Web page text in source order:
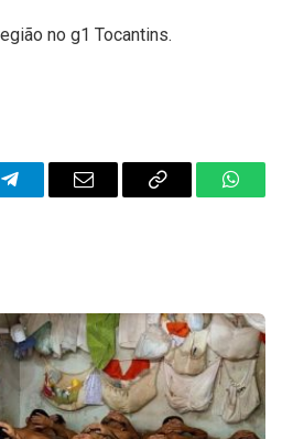
no g1 Tocantins.
TelegramEmail
Copy